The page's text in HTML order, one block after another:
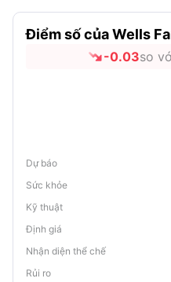
Điểm số của Wells
-0.03so
Dự báo
Sức khỏe
Kỹ thuật
Định giá
Nhận diện thể chế
Rủi ro